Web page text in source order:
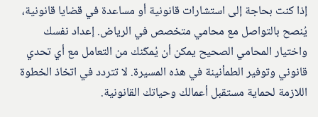
إذا كنت بحاجة إلى استشارات قانونية أو مساعدة في قضايا قانونية،
يُنصح بالتواصل مع محامي متخصص في الرياض. إعداد نفسك
واختيار المحامي الصحيح يمكن أن يُمكّنك من التعامل مع أي تحدي
قانوني وتوفير الطمأنينة في هذه المسيرة. لا تتردد في اتخاذ الخطوة
اللازمة لحماية مستقبل أعمالك وحياتك القانونية.